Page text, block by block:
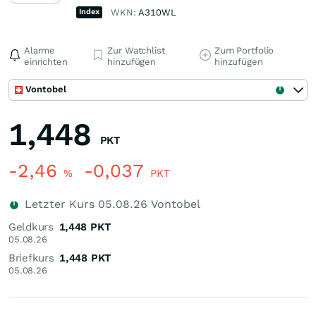
Index WKN:A310WL
Alarme
einrichten
Zur Watchlist
hinzufügen
Zum Portfolio
hinzufügen
Vontobel
1,448 PKT
-2,46 % -0,037 PKT
Letzter Kurs 05.08.26 Vontobel
Geldkurs
05.08.26
1,448 PKT
Briefkurs
05.08.26
1,448 PKT